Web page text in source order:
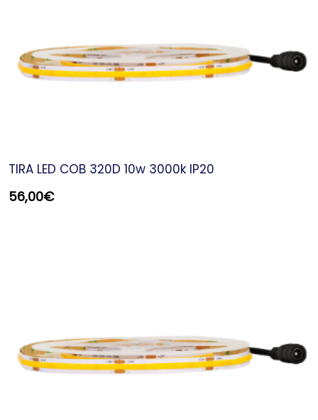
TIRA LED COB 320D 10w 3000k IP20
56,00€